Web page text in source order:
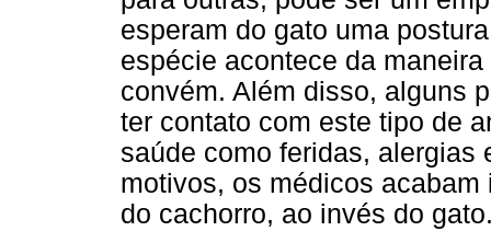
esperam do gato uma
espécie acontece da
convém. Além disso, alguns
ter contato com este tipo de
saúde como feridas, alergias
motivos, os médicos
do cachorro, ao invés do